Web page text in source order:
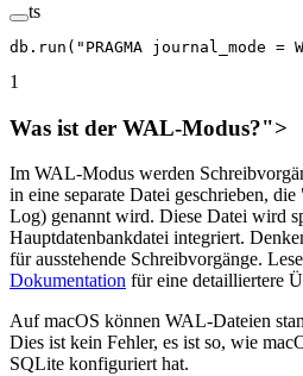
ts
db. run ( "PRAGMA journal_mode =
1
Was ist der WAL-Modus?">
Im WAL-Modus werden
in eine separate Datei geschrieben,
Log) genannt wird. Diese Datei wird
Hauptdatenbankdatei integriert.
für ausstehende Schreibvorgänge.
Dokumentation für eine detailliertere
Auf macOS können WAL-Dateien
Dies ist kein Fehler, es ist so, wie
SQLite konfiguriert hat.